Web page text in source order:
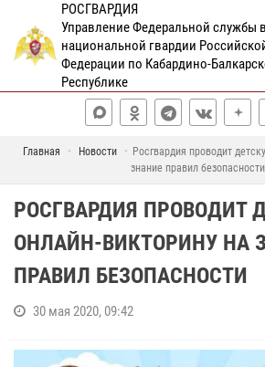
РОСГВАРДИЯ
Управление Федеральной службы
национальной гвардии
Федерации по Кабардино-
Республике
Главная Новости
Росгвардия проводит
знание правил безопасности
РОСГВАРДИЯ ПРОВОДИТ
ОНЛАЙН-ВИКТОРИНУ НА
ПРАВИЛ БЕЗОПАСНОСТИ
30 мая 2020, 09:42